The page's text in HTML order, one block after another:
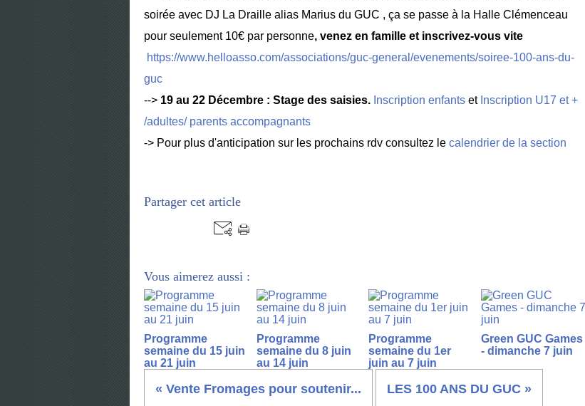
soirée avec DJ La Draille alias Marius du GUC , ça se passe à la Halle Clémenceau
pour seulement 10€ par personne, venez en famille et inscrivez-vous vite
https://www.helloasso.com/associations/guc-general/evenements/soiree-100-ans-du-
guc
--> 19 au 22 Décembre : Stage des saisies. Inscription enfants et Inscription U17 et +
/adultes/ parents accompagnants
-> Pour plus d'anticipation sur les prochains rdv consultez le calendrier de la section
Partager cet article
Vous aimerez aussi :
Programme
semaine du 15 juin
au 21 juin
Programme
semaine du 8 juin
au 14 juin
Programme
semaine du 1er
juin au 7 juin
Green GUC Games
- dimanche 7 juin
« Vente Fromages pour soutenir... LES 100 ANS DU GUC »